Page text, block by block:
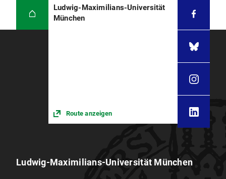
Ludwig-Maximilians-Universität
München
Route anzeigen
Ludwig-Maximilians-Universität München